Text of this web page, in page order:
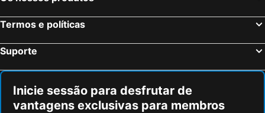
Termos e políticas
Suporte
Inicie sessão para desfrutar de
vantagens exclusivas para membros